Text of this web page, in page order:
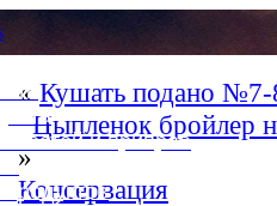
и приправ
продуктов
«Кушать подано №7-
Цыпленок бройлер
»
Консервация